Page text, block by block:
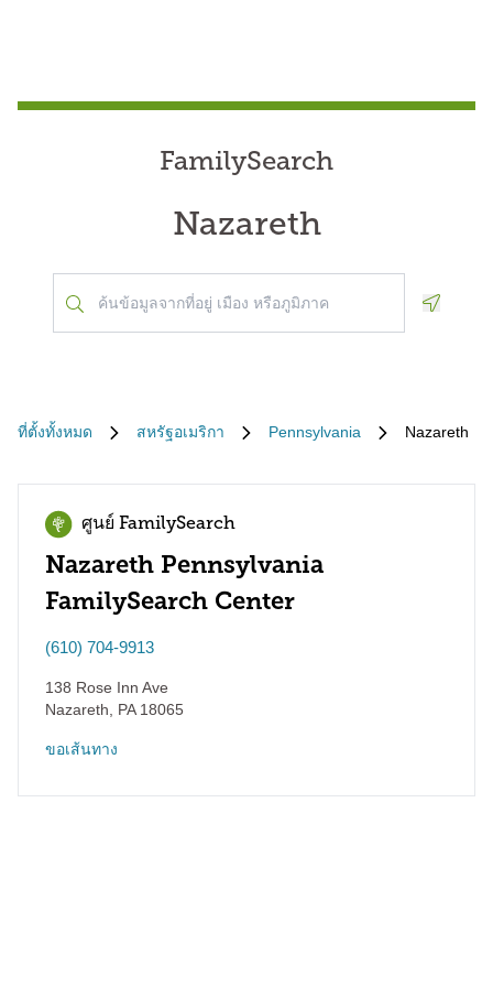
FamilySearch
Nazareth
ที่ตั้งทั้งหมด สหรัฐอเมริกา Pennsylvania Nazareth
ศูนย์ FamilySearch
Nazareth Pennsylvania
FamilySearch Center
(610) 704-9913
138 Rose Inn Ave
Nazareth
PA18065
ขอเส้นทาง